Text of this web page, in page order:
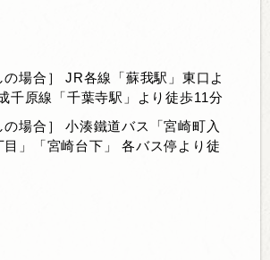
の場合］ JR各線「蘇我駅」東口よ
千原線「千葉寺駅」より徒歩11分
の場合］ 小湊鐵道バス「宮崎町入
目」「宮崎台下」 各バス停より徒